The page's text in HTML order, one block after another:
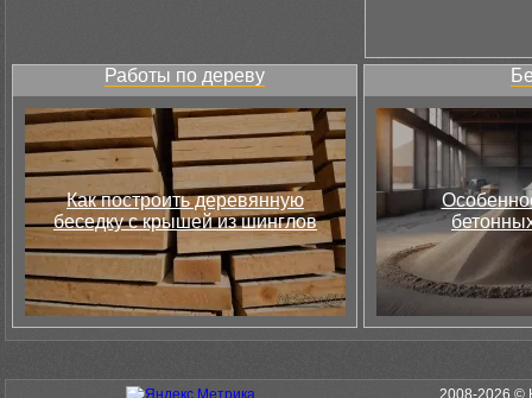
Работы по дереву
Как построить деревянную
беседку с крышей из шинглов
2008-2026 ©